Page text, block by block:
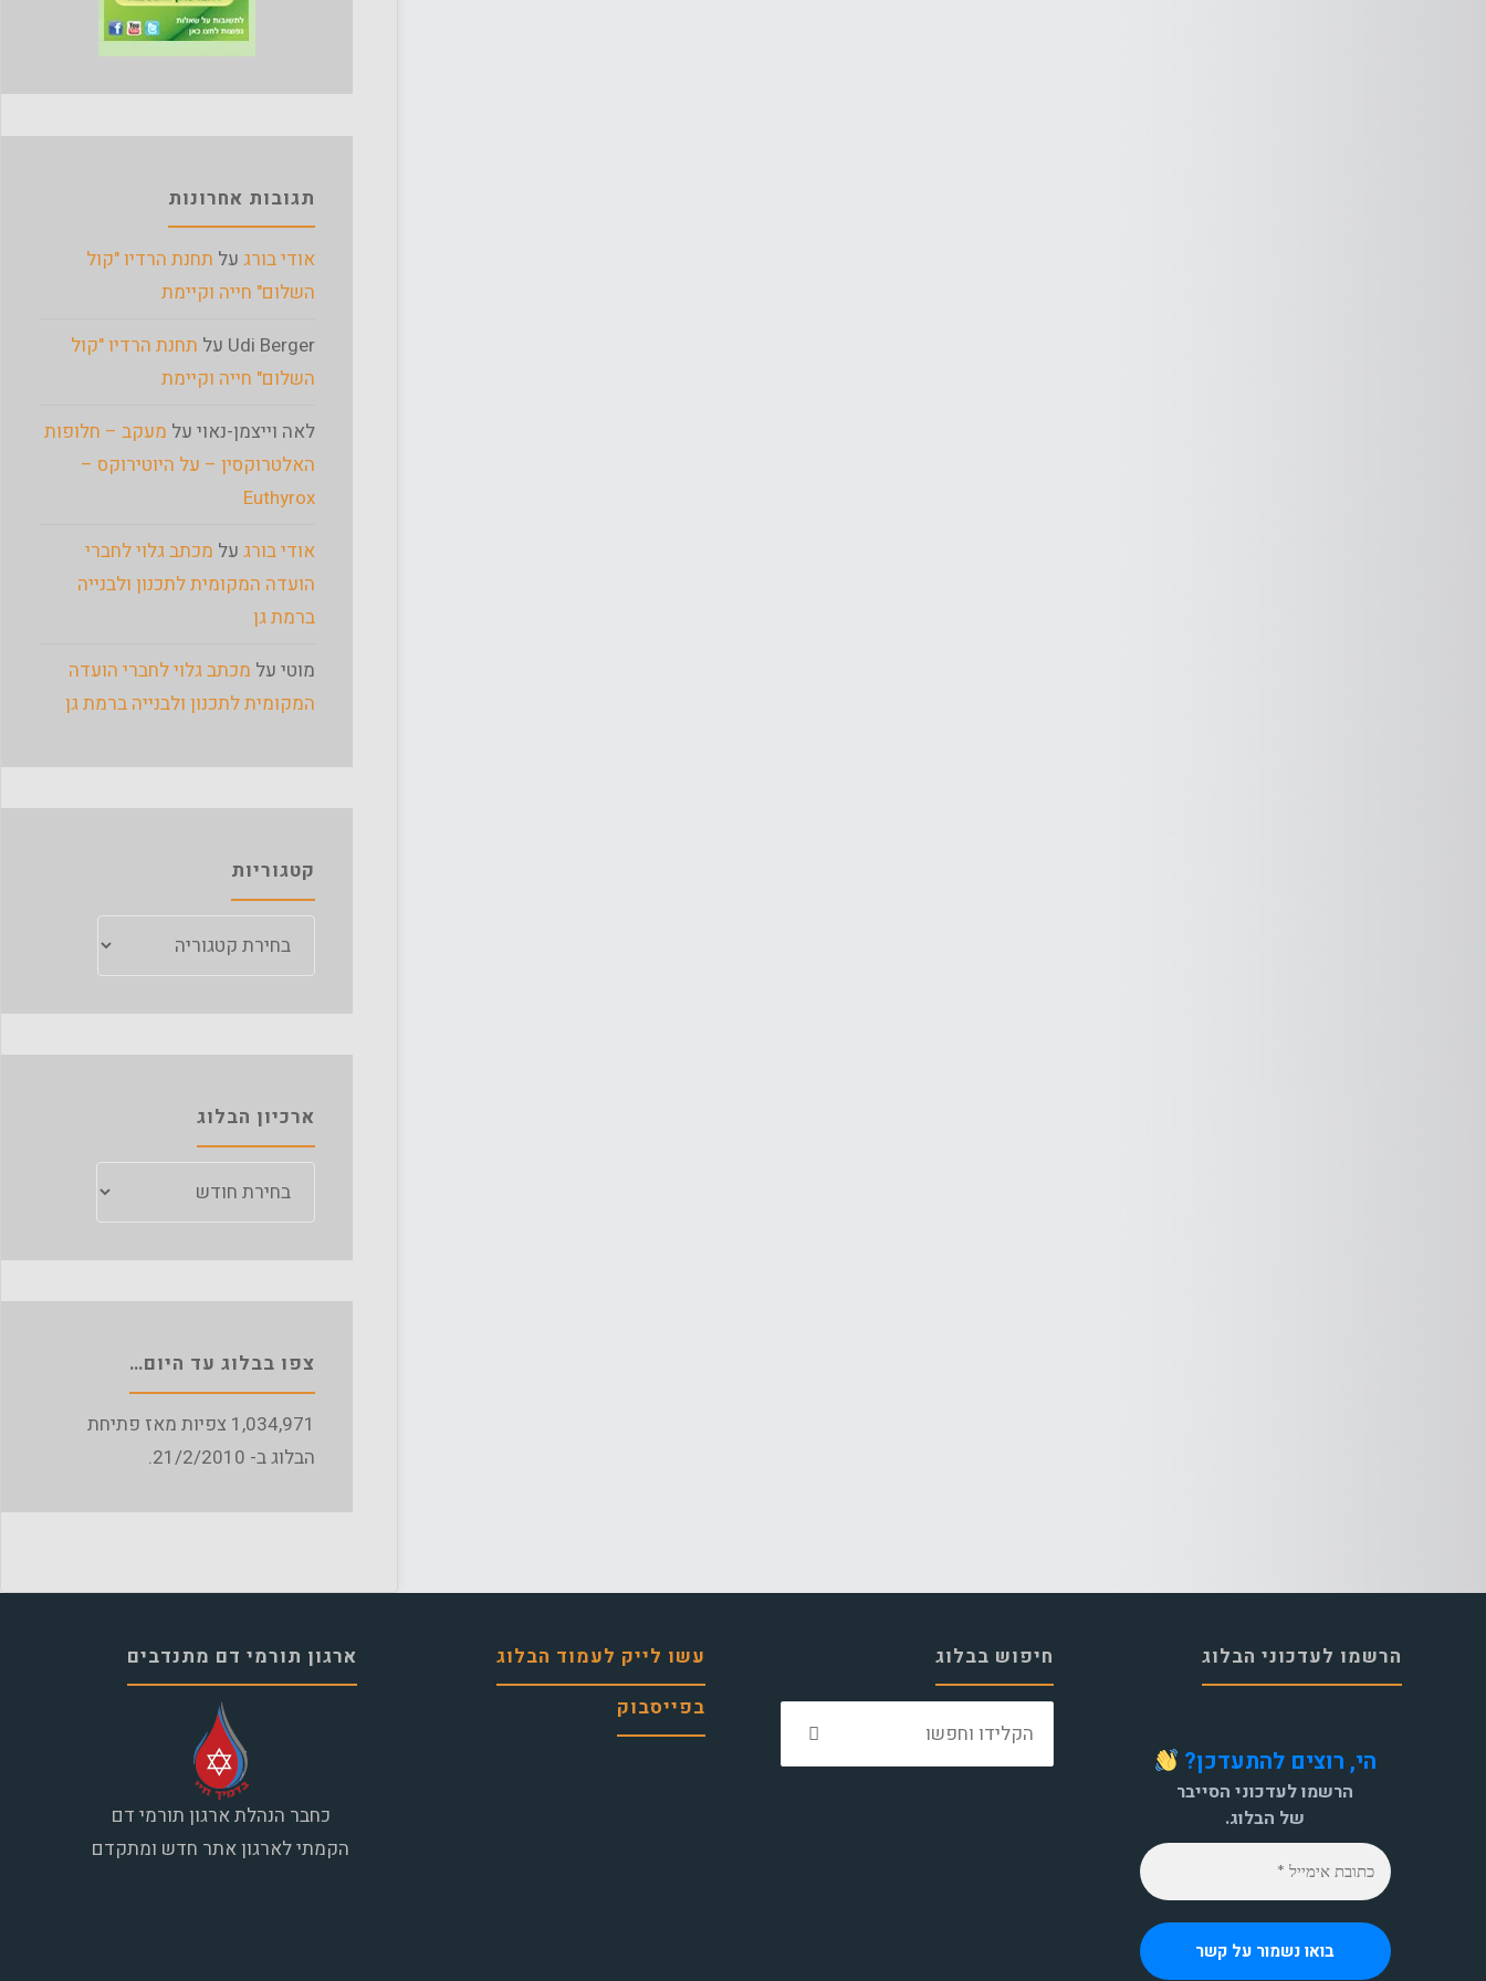
תגובות אחרונות
אודי בורג על תחנת הרדיו "קול
השלום" חייה וקיימת
Udi Berger על תחנת הרדיו "קול
השלום" חייה וקיימת
לאה וייצמן-נאוי על מעקב – חלופות
האלטרוקסין – על היוטירוקס –
Euthyrox
אודי בורג על מכתב גלוי לחברי
הועדה המקומית לתכנון ולבנייה
ברמת גן
מוטי על מכתב גלוי לחברי הועדה
המקומית לתכנון ולבנייה ברמת גן
קטגוריות
ארכיון הבלוג
צפו בבלוג עד היום…
1,034,971 צפיות מאז פתיחת
הבלוג ב- 21/2/2010.
הרשמו לעדכוני הבלוג
הי, רוצים להתעדכן?
הרשמו לעדכוני הסייבר
של הבלוג.
חיפוש בבלוג
עשו לייק לעמוד הבלוג
בפייסבוק
ארגון תורמי דם מתנדבים
כחבר הנהלת ארגון תורמי דם
הקמתי לארגון אתר חדש ומתקדם